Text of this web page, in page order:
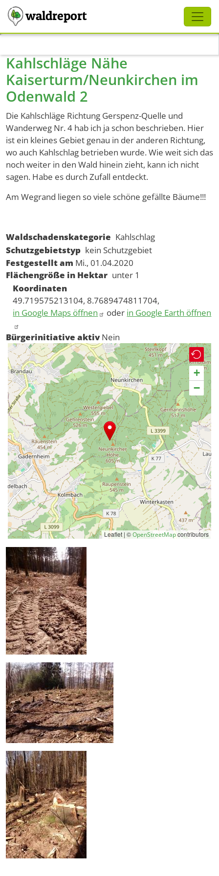
waldreport
Kahlschläge Nähe
Kaiserturm/Neunkirchen im
Odenwald 2
Die Kahlschläge Richtung Gerspenz-Quelle und
Wanderweg Nr. 4 hab ich ja schon beschrieben. Hier
ist ein kleines Gebiet genau in der anderen Richtung,
wo auch Kahlschlag betrieben wurde. Wie weit sich das
noch weiter in den Wald hinein zieht, kann ich nicht
sagen. Habe es durch Zufall entdeckt.
Am Wegrand liegen so viele schöne gefällte Bäume!!!
Waldschadenskategorie Kahlschlag
Schutzgebietstyp kein Schutzgebiet
Festgestellt am Mi., 01.04.2020
Flächengröße in Hektar unter 1
Koordinaten
49.719575213104, 8.7689474811704,
in Google Maps öffnen
oder in Google Earth öffnen
Bürgerinitiative aktiv Nein
+
−
Leaflet | ©OpenStreetMapcontributors
Schliessen